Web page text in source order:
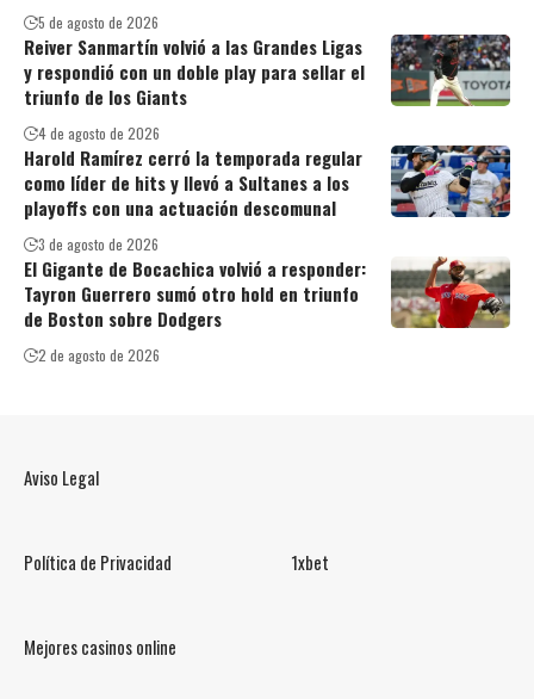
5 de agosto de 2026
Reiver Sanmartín volvió a las Grandes Ligas
y respondió con un doble play para sellar el
triunfo de los Giants
4 de agosto de 2026
Harold Ramírez cerró la temporada regular
como líder de hits y llevó a Sultanes a los
playoffs con una actuación descomunal
3 de agosto de 2026
El Gigante de Bocachica volvió a responder:
Tayron Guerrero sumó otro hold en triunfo
de Boston sobre Dodgers
2 de agosto de 2026
Aviso Legal
Política de Privacidad 1xbet
Mejores casinos online